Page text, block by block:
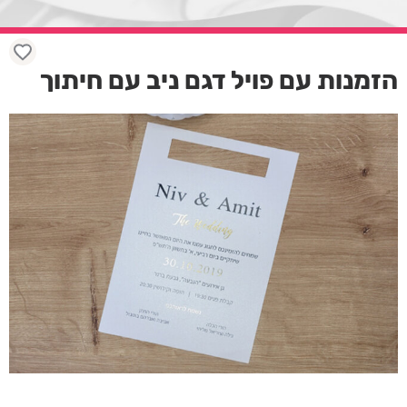
הזמנות עם פויל דגם ניב עם חיתוך